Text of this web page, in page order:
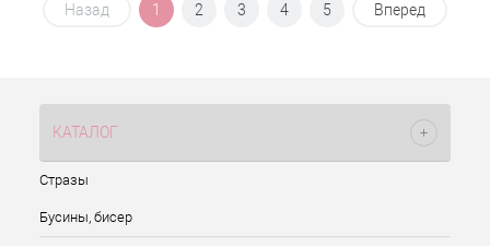
Назад 1 2 3 4 5 Вперед
КАТАЛОГ
Стразы
Бусины, бисер